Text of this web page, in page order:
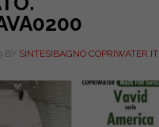
BY SINTESIBAGNO COPRIWATER.IT